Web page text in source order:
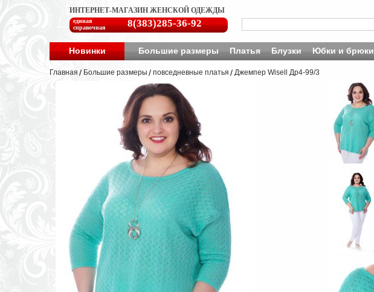
ИНТЕРНЕТ-МАГАЗИН ЖЕНСКОЙ ОДЕЖДЫ
единая
справочная
8(383)285-36-92
Новинки Большие размеры Платья Блузки Юбки и брюки
Главная Большие размеры повседневные платья Джемпер Wisell Др4-99/3